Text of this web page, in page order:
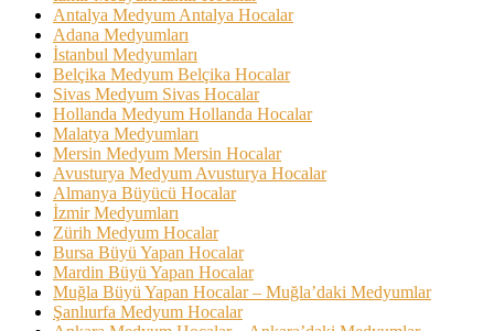
Antalya Medyum Antalya Hocalar
Adana Medyumları
İstanbul Medyumları
Belçika Medyum Belçika Hocalar
Sivas Medyum Sivas Hocalar
Hollanda Medyum Hollanda Hocalar
Malatya Medyumları
Mersin Medyum Mersin Hocalar
Avusturya Medyum Avusturya Hocalar
Almanya Büyücü Hocalar
İzmir Medyumları
Zürih Medyum Hocalar
Bursa Büyü Yapan Hocalar
Mardin Büyü Yapan Hocalar
Muğla Büyü Yapan Hocalar – Muğla’daki Medyumlar
Şanlıurfa Medyum Hocalar